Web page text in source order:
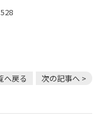
へ戻る 次の記事へ >